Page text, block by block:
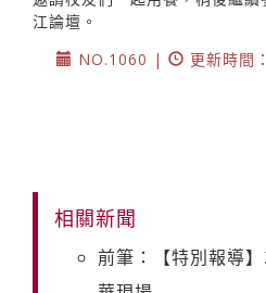
江論壇。
NO.1060 |
更新時間
相關新聞
前筆：【特別報導